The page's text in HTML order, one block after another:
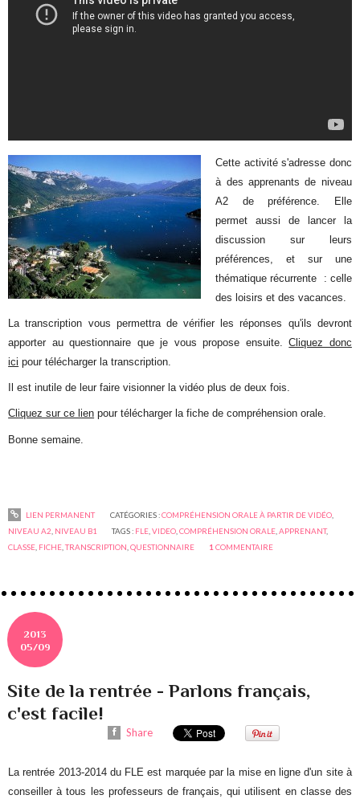
Cette activité s'adresse donc
à des apprenants de niveau
A2 de préférence. Elle
permet aussi de lancer la
discussion sur leurs
préférences, et sur une
thématique récurrente : celle
des loisirs et des vacances.
La transcription vous permettra de vérifier les réponses qu'ils devront
apporter au questionnaire que je vous propose ensuite.Cliquez donc
ici pour télécharger la transcription.
Il est inutile de leur faire visionner la vidéo plus de deux fois.
Cliquez sur ce lien pour télécharger la fiche de compréhension orale.
Bonne semaine.
LIEN PERMANENT CATÉGORIES :COMPRÉHENSION ORALE À PARTIR DE VIDÉO,
NIVEAU A2 NIVEAU B1 TAGS : FLE ,VIDEO ,COMPRÉHENSION ORALE ,APPRENANT,
CLASSE FICHE ,TRANSCRIPTION ,QUESTIONNAIRE 1 COMMENTAIRE
2013
05/09
Site de la rentrée - Parlons français,
c'est facile!
Share
La rentrée 2013-2014 du FLE est marquée par la mise en ligne d'un site à
conseiller à tous les professeurs de français, qui utilisent en classe des